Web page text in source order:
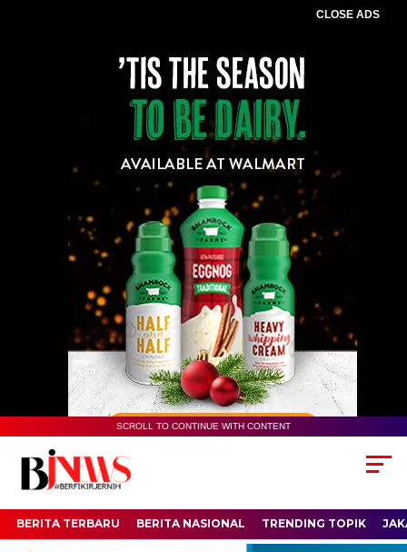
CLOSE ADS
SCROLL TO CONTINUE WITH CONTENT
BERITA TERBARU BERITA NASIONAL TRENDING TOPIK